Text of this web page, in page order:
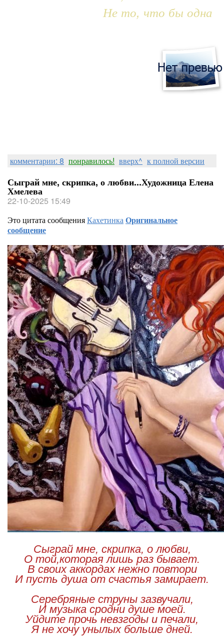
Не то, что бы одна
комментарии: 8 понравилось! вверх^ к полной версии
Сыграй мне, скрипка, о любви...Художница Елена
Хмелева
22-10-2025 15:49
Это цитата сообщенияКахетинкаОригинальное
сообщение
Сыграй мне, скрипка, о любви,
О той,которая лишь раз бывает.
В своих аккордах нежно повтори
И пусть душа от счастья замирает.
Серебряные струны зазвучали,
И музыка сродни душе моей.
Уйдите прочь невзгоды и печали,
Я не хочу унылых больше дней.